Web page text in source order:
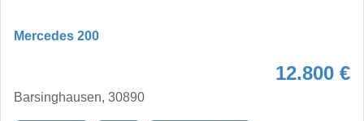
Mercedes 200
12.800 €
Barsinghausen, 30890